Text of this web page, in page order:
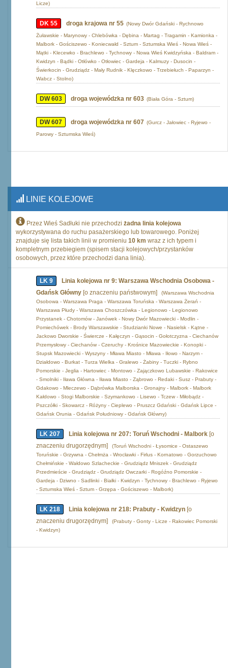
Licze)
DK 55 droga krajowa nr 55 (Nowy Dwór Gdański - Rychnowo
Żuławskie - Marynowy - Chlebówka - Dębina - Martag - Tragamin - Kamionka -
Malbork - Gościszewo - Koniecwałd - Sztum - Sztumska Wieś - Nowa Wieś -
Mątki - Klecewko - Brachlewo - Tychnowy - Nowa Wieś Kwidzyńska - Baldram -
Kwidzyn - Bądki - Otłówko - Otłowiec - Gardeja - Kalmuzy - Dusocin -
Świerkocin - Grudziądz - Mały Rudnik - Klęczkowo - Trzebiełuch - Paparzyn -
Wabcz - Stolno)
DW 603 droga wojewódzka nr 603 (Biała Góra - Sztum)
DW 607 droga wojewódzka nr 607 (Gurcz - Jałowiec - Ryjewo -
Parowy - Sztumska Wieś)
LINIE KOLEJOWE
Przez Wieś Sadłuki nie przechodzi żadna linia kolejowa
wykorzystywana do ruchu pasażerskiego lub towarowego. Poniżej
znajduje się lista takich linii w promieniu 10 km wraz z ich typem i
kompletnym przebiegiem (spisem stacji kolejowych/przystanków
osobowych, przez które przechodzi dana linia).
LK 9
Linia kolejowa nr 9: Warszawa Wschodnia Osobowa -
Gdańsk Główny [o znaczeniu państwowym]
(Warszawa Wschodnia
Osobowa - Warszawa Praga - Warszawa Toruńska - Warszawa Żerań -
Warszawa Płudy - Warszawa Choszczówka - Legionowo - Legionowo
Przystanek - Chotomów - Janówek - Nowy Dwór Mazowiecki - Modlin -
Pomiechówek - Brody Warszawskie - Studzianki Nowe - Nasielsk - Kątne -
Jackowo Dworskie - Świercze - Kałęczyn - Gąsocin - Gołotczyzna - Ciechanów
Przemysłowy - Ciechanów - Czeruchy - Krośnice Mazowieckie - Konopki -
Stupsk Mazowiecki - Wyszyny - Mława Miasto - Mława - Iłowo - Narzym -
Działdowo - Burkat - Turza Wielka - Gralewo - Żabiny - Tuczki - Rybno
Pomorskie - Jeglia - Hartowiec - Montowo - Zajączkowo Lubawskie - Rakowice
- Smolniki - Iława Główna - Iława Miasto - Ząbrowo - Redaki - Susz - Prabuty -
Gdakowo - Mleczewo - Dąbrówka Malborska - Gronajny - Malbork - Malbork
Kałdowo - Stogi Malborskie - Szymankowo - Lisewo - Tczew - Miłobądz -
Pszczółki - Skowarcz - Różyny - Cieplewo - Pruszcz Gdański - Gdańsk Lipce -
Gdańsk Orunia - Gdańsk Południowy - Gdańsk Główny)
LK 207 Linia kolejowa nr 207: Toruń Wschodni - Malbork [o
znaczeniu drugorzędnym]
(Toruń Wschodni - Łysomice - Ostaszewo
Toruńskie - Grzywna - Chełmża - Wrocławki - Firlus - Kornatowo - Gorzuchowo
Chełmińskie - Wałdowo Szlacheckie - Grudziądz Mniszek - Grudziądz
Przedmieście - Grudziądz - Grudziądz Owczarki - Rogóźno Pomorskie -
Gardeja - Dziwno - Sadlinki - Białki - Kwidzyn - Tychnowy - Brachlewo - Ryjewo
- Sztumska Wieś - Sztum - Grzępa - Gościszewo - Malbork)
LK 218 Linia kolejowa nr 218: Prabuty - Kwidzyn [o
znaczeniu drugorzędnym]
(Prabuty - Gonty - Licze - Rakowiec Pomorski
- Kwidzyn)